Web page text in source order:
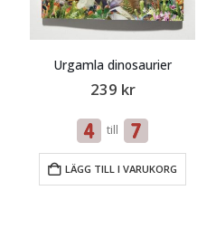
Urgamla dinosaurier
239 kr
till
LÄGG TILL I VARUKORG